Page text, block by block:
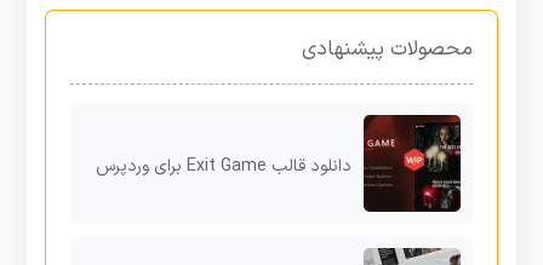
محصولات پیشنهادی
دانلود قالب Exit Game برای وردپرس